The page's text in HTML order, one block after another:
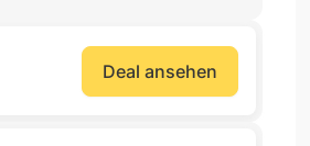
Deal ansehen